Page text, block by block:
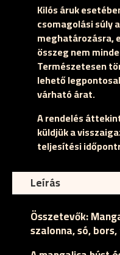
Kilós áruk
csomagolási súly
meghatározásra,
összeg nem
Természetesen
lehető
várható árat.
A rendelés
küldjük a
teljesítési
Leírás
Összetevők:
szalonna, só,